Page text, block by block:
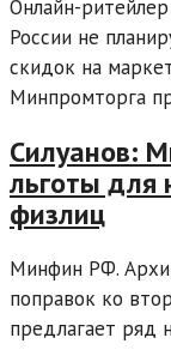
Онлайн-
России не
скидок на
Минпромторга
Силуанов:
льготы для
физлиц
Минфин РФ.
поправок ко
предлагает ряд